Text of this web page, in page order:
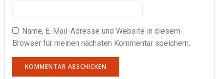
Name, E-Mail-Adresse und Website in diesem
Browser für meinen nächsten Kommentar speichern.